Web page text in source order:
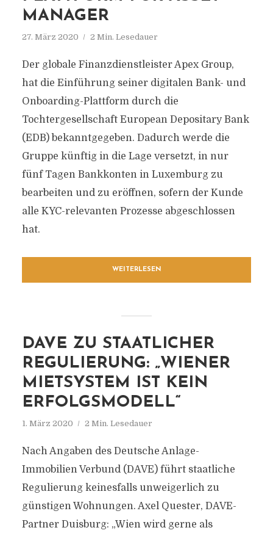
MANAGER
27. März 2020 2 Min. Lesedauer
Der globale Finanzdienstleister Apex Group,
hat die Einführung seiner digitalen Bank- und
Onboarding-Plattform durch die
Tochtergesellschaft European Depositary Bank
(EDB) bekanntgegeben. Dadurch werde die
Gruppe künftig in die Lage versetzt, in nur
fünf Tagen Bankkonten in Luxemburg zu
bearbeiten und zu eröffnen, sofern der Kunde
alle KYC-relevanten Prozesse abgeschlossen
hat.
WEITERLESEN
DAVE ZU STAATLICHER
REGULIERUNG: „WIENER
MIETSYSTEM IST KEIN
ERFOLGSMODELL“
1. März 2020 2 Min. Lesedauer
Nach Angaben des Deutsche Anlage-
Immobilien Verbund (DAVE) führt staatliche
Regulierung keinesfalls unweigerlich zu
günstigen Wohnungen. Axel Quester, DAVE-
Partner Duisburg: „Wien wird gerne als